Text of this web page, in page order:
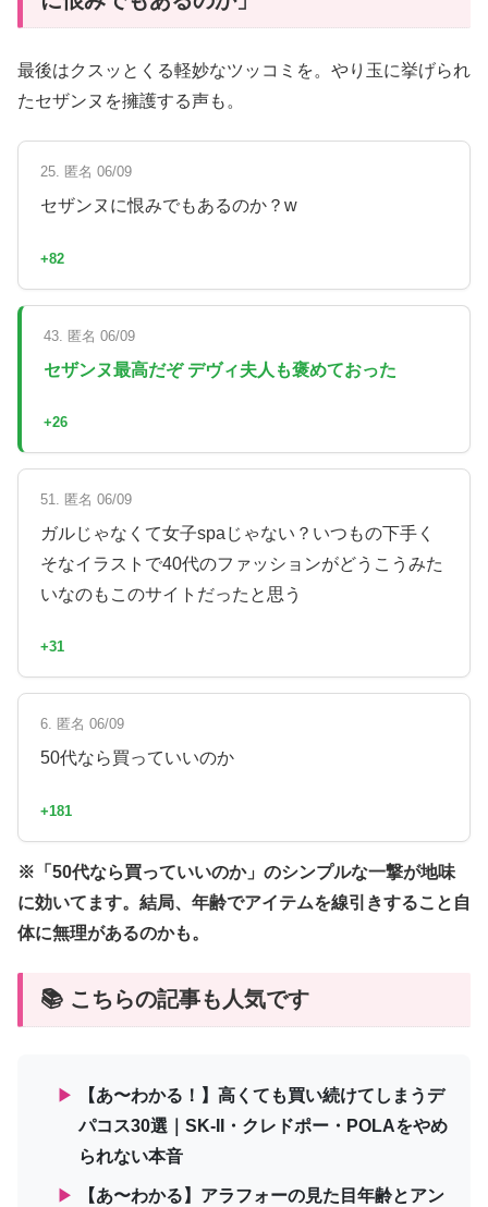
最後はクスッとくる軽妙なツッコミを。やり玉に挙げられ
たセザンヌを擁護する声も。
25. 匿名 06/09
セザンヌに恨みでもあるのか？w
+82
43. 匿名 06/09
セザンヌ最高だぞ デヴィ夫人も褒めておった
+26
51. 匿名 06/09
ガルじゃなくて女子spaじゃない？いつもの下手く
そなイラストで40代のファッションがどうこうみた
いなのもこのサイトだったと思う
+31
6. 匿名 06/09
50代なら買っていいのか
+181
※「50代なら買っていいのか」のシンプルな一撃が地味
に効いてます。結局、年齢でアイテムを線引きすること自
体に無理があるのかも。
📚 こちらの記事も人気です
▶
【あ〜わかる！】高くても買い続けてしまうデ
パコス30選｜SK-II・クレドポー・POLAをやめ
られない本音
▶
【あ〜わかる】アラフォーの見た目年齢とアン